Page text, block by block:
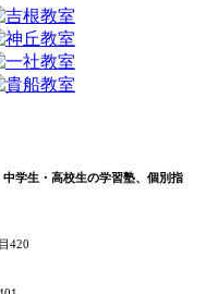
学生・高校生の学習塾、個別指
420